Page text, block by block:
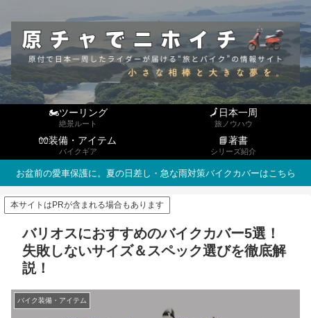
🏍ツーリング
絶景ルート
🗾日本一周
旅ノウハウ
🧤装備・アイテム
バイクギア
📘著書
シリーズ紹介
お盆前の愛車保護に。夏の日差し・急な雨対策バイクカバーはこちら
本サイトはPRが含まれる場合もあります
バリオスにおすすめのバイクカバー5選！
失敗しないサイズ＆スペック選びを徹底解
説！
バイク装備・アイテム